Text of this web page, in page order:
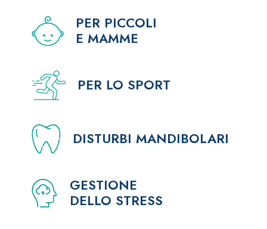
PER PICCOLI
E MAMME
PER LO SPORT
DISTURBI MANDIBOLARI
GESTIONE
DELLO STRESS